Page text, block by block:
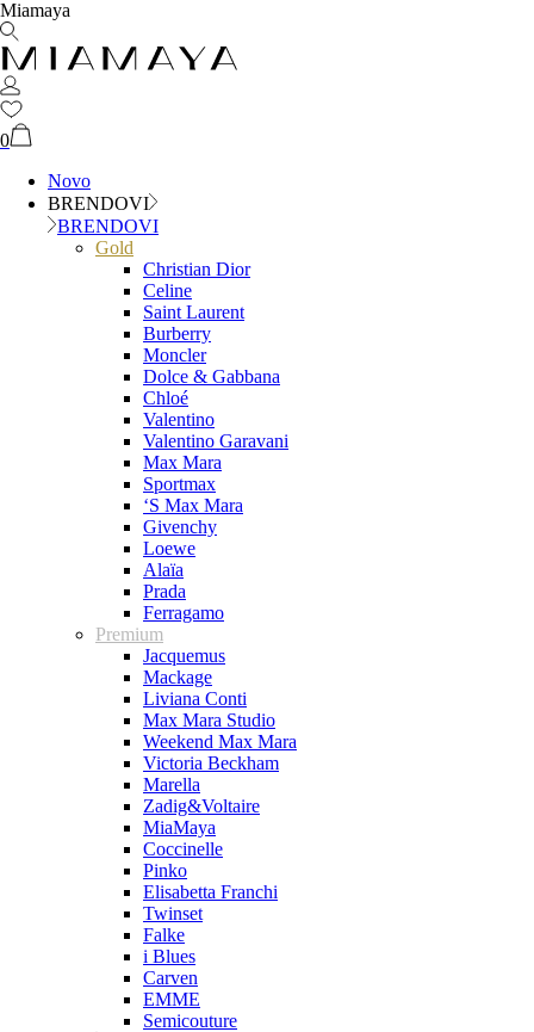
Miamaya
0
Novo
BRENDOVI
BRENDOVI
Gold
Christian Dior
Celine
Saint Laurent
Burberry
Moncler
Dolce & Gabbana
Chloé
Valentino
Valentino Garavani
Max Mara
Sportmax
‘S Max Mara
Givenchy
Loewe
Alaïa
Prada
Ferragamo
Premium
Jacquemus
Mackage
Liviana Conti
Max Mara Studio
Weekend Max Mara
Victoria Beckham
Marella
Zadig&Voltaire
MiaMaya
Coccinelle
Pinko
Elisabetta Franchi
Twinset
Falke
i Blues
Carven
EMME
Semicouture